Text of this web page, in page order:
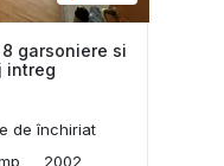
garsoniere si
intreg
de închiriat
2002